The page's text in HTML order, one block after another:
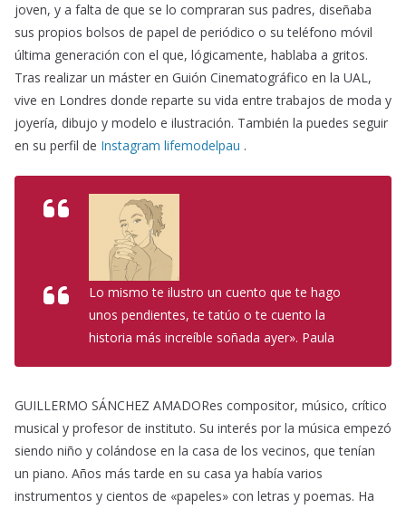
joven, y a falta de que se lo compraran sus padres, diseñaba
sus propios bolsos de papel de periódico o su teléfono móvil
última generación con el que, lógicamente, hablaba a gritos.
Tras realizar un máster en Guión Cinematográfico en la UAL,
vive en Londres donde reparte su vida entre trabajos de moda y
joyería, dibujo y modelo e ilustración. También la puedes seguir
en su perfil de Instagram lifemodelpau .
Lo mismo te ilustro un cuento que te hago
unos pendientes, te tatúo o te cuento la
historia más increíble soñada ayer». Paula
GUILLERMO SÁNCHEZ AMADORes compositor, músico, crítico
musical y profesor de instituto. Su interés por la música empezó
siendo niño y colándose en la casa de los vecinos, que tenían
un piano. Años más tarde en su casa ya había varios
instrumentos y cientos de «papeles» con letras y poemas. Ha